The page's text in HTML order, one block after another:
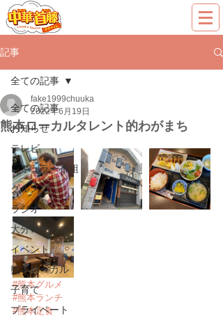
記事
全ての記事
お知らせ
テレビ
レギュラー番組
グルメ
ラジオ
大分ローカル
イベント
熊本ローカル
子育て
プライベート
全ての記事
熊本ローカルタレント的わがまち
fake1999chuuka
2022年6月19日
#熊本グルメ
#熊本ランチ
#熊本定食